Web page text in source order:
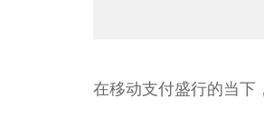
在移动支付盛行的当下